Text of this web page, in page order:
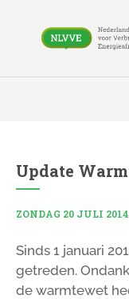
Update
ZONDAG 20 JULI 2014
Sinds 1 januari
getreden.
de warmtewet